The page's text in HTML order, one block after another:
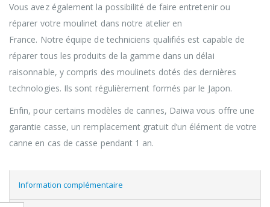
Vous avez également la possibilité de faire entretenir ou
réparer votre moulinet dans notre atelier en
France. Notre équipe de techniciens qualifiés est capable de
réparer tous les produits de la gamme dans un délai
raisonnable, y compris des moulinets dotés des dernières
technologies. Ils sont régulièrement formés par le Japon.
Enfin, pour certains modèles de cannes, Daiwa vous offre une
garantie casse, un remplacement gratuit d’un élément de votre
canne en cas de casse pendant 1 an.
Information complémentaire